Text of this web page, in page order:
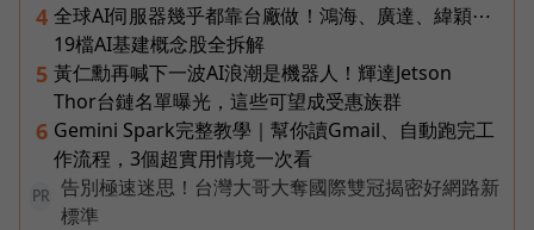
4 全球AI伺服器幾乎都靠台廠做！鴻海、廣達、緯穎⋯
19檔AI基建概念股全拆解
5 黃仁勳再喊下一波AI浪潮是機器人！輝達Jetson
Thor台鏈名單曝光，這些可望成受惠族群
6 Gemini Spark完整教學｜幫你讀Gmail、自動跑完工
作流程，3個超實用情境一次看
PR
告別極速迷思！台灣大哥大奪國際雙冠揭密好網路新
標準